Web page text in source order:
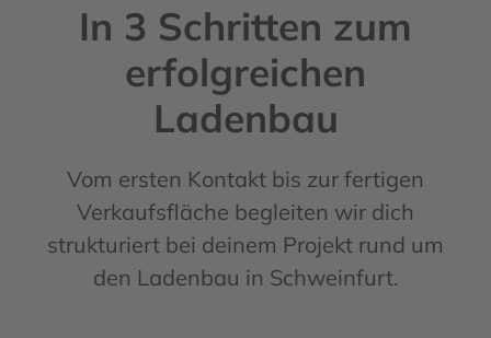
In 3 Schritten zum
erfolgreichen
Ladenbau
Vom ersten Kontakt bis zur fertigen
Verkaufsfläche begleiten wir dich
strukturiert bei deinem Projekt rund um
den Ladenbau in Schweinfurt.